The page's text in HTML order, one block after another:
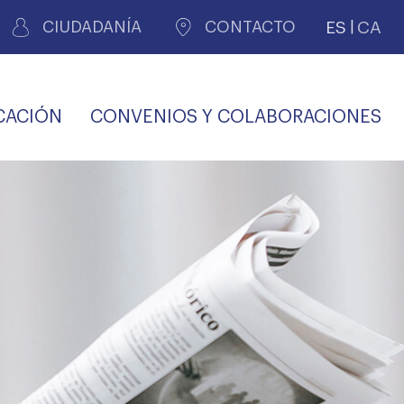
CIUDADANÍA CONTACTO ES CA
CONVENIOS Y COLABORACIONES
PERSONAL LABORAL
COMLL
SALUD Y APOYO AL
AGENCIA DE
VIDA
PROFESIONAL
OFERTAS Y
TRANSPARENCIA
TRÁMITES CONSULTA
MÉDICA